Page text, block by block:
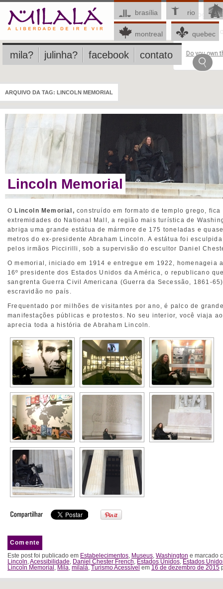
This page
Do you own
brasília rio
montreal quebec
mila? julinha? facebook contato
ARQUIVO DA TAG: LINCOLN MEMORIAL
Lincoln Memorial
O Lincoln Memorial,construído em formato de templo grego, fica
extremidades do National Mall, a região mais turística de
abriga uma grande estátua de mármore de 175 toneladas e
metros do ex-presidente Abraham Lincoln. A estátua foi
pelos irmãos Piccirilli, sob a supervisão do escultor Daniel
O memorial, iniciado em 1914 e entregue em 1922, homenageia
16º presidente dos Estados Unidos da América, o republicano
sangrenta Guerra Civil Americana (Guerra da Secessão, 1861-
escravidão no país.
Frequentado por milhões de visitantes por ano, é palco de
manifestações públicas e protestos. No seu interior, você viaja
aprecia toda a história de Abraham Lincoln.
Comente
Este post foi publicado em Estabelecimentos, Museus, Washington e marcado
Lincoln,Acessibilidade, Daniel Chester French, Estados Unidos, Estados
Lincoln Memorial , Mila, milalá, Turismo Acessível em 16 de dezembro de 2015